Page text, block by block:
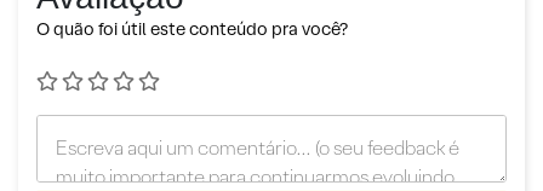
O quão foi útil este conteúdo pra você?